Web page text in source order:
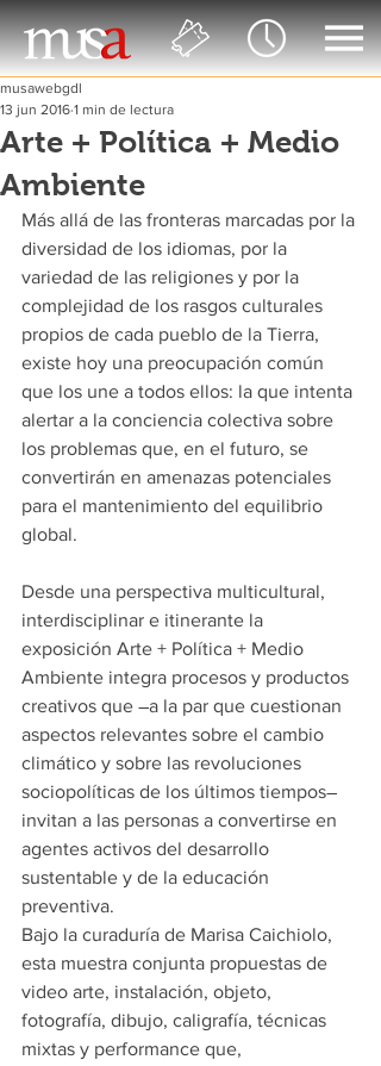
Arte + Política + Medio
Ambiente
musawebgdl
13 jun 2016 1 min de lectura
Más allá de las fronteras marcadas por la
diversidad de los idiomas, por la
variedad de las religiones y por la
complejidad de los rasgos culturales
propios de cada pueblo de la Tierra,
existe hoy una preocupación común
que los une a todos ellos: la que intenta
alertar a la conciencia colectiva sobre
los problemas que, en el futuro, se
convertirán en amenazas potenciales
para el mantenimiento del equilibrio
global.
Desde una perspectiva multicultural,
interdisciplinar e itinerante la
exposición Arte + Política + Medio
Ambiente integra procesos y productos
creativos que ―a la par que cuestionan
aspectos relevantes sobre el cambio
climático y sobre las revoluciones
sociopolíticas de los últimos tiempos―
invitan a las personas a convertirse en
agentes activos del desarrollo
sustentable y de la educación
preventiva.
Bajo la curaduría de Marisa Caichiolo,
esta muestra conjunta propuestas de
video arte, instalación, objeto,
fotografía, dibujo, caligrafía, técnicas
mixtas y performance que,